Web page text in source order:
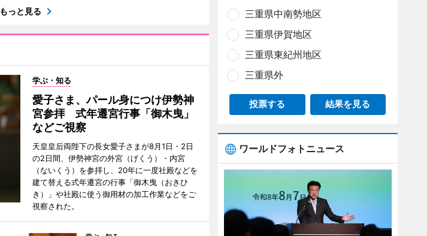
もっと見る
学ぶ・知る
愛子さま、パール身につけ伊勢神
宮参拝 式年遷宮行事「御木曳」
などご視察
天皇皇后両陛下の長女愛子さまが8月1日・2日
の2日間、伊勢神宮の外宮（げくう）・内宮
（ないくう）を参拝し、20年に一度社殿などを
建て替える式年遷宮の行事「御木曳（おきひ
き）」や社殿に使う御用材の加工作業などをご
視察された。
三重県中南勢地区
三重県伊賀地区
三重県東紀州地区
三重県外
投票する 結果を見る
ワールドフォトニュース